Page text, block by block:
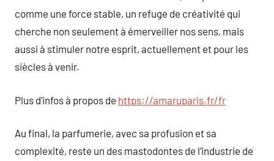
comme une force stable, un refuge de créativité qui
cherche non seulement à émerveiller nos sens, mais
aussi à stimuler notre esprit, actuellement et pour les
siècles à venir.
Plus d’infos à propos de https://amaruparis.fr/fr
Au final, la parfumerie, avec sa profusion et sa
complexité, reste un des mastodontes de l’industrie de